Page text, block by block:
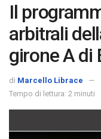
Il
arbitrali
girone A di
di Marcello Librace
Tempo di lettura: 2 minuti